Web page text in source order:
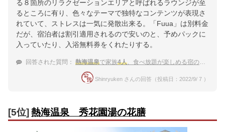
る８箇所のリラクゼーションエリアと呼ばれるラウンジが至
るところに有り、色々なテーマで独特なコンテンツが表現さ
れていて、ストレスは一気に発散出来る。「Fuua」は別料金
だが、宿泊者は割引適用されるので安いのと、予めパックに
入っていたり、入浴無料券をくれたりする。
回答された質問： 熱海温泉で家族4人 、食べ放題が楽しめる宿のおすすめを教えて下さい！
Shinryuken さんの回答（投稿日：2022/9/ 7 ）
[5位] 熱海温泉 秀花園湯の花膳